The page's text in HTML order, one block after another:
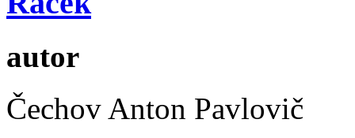
autor
Čechov Anton Pavlovič